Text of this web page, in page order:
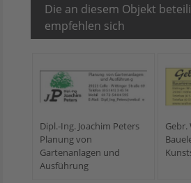
Die an diesem Objekt
empfehlen sich
Dipl.-Ing. Joachim Peters
Planung von
Gartenanlagen und
Ausführung
Gebr.